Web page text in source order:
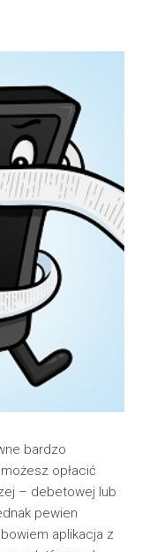
bardzo
opłacić
– debetowej lub
pewien
aplikacja z